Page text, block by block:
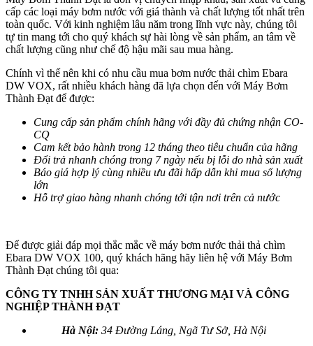
cấp các loại máy bơm nước với giá thành và chất lượng tốt nhất trên
toàn quốc. Với kinh nghiệm lâu năm trong lĩnh vực này, chúng tôi
tự tin mang tới cho quý khách sự hài lòng về sản phẩm, an tâm về
chất lượng cũng như chế độ hậu mãi sau mua hàng.
Chính vì thế nên khi có nhu cầu mua bơm nước thải chìm Ebara
DW VOX, rất nhiều khách hàng đã lựa chọn đến với Máy Bơm
Thành Đạt để được:
Cung cấp sản phẩm chính hãng với đầy đủ chứng nhận CO-
CQ
Cam kết bảo hành trong 12 tháng theo tiêu chuẩn của hãng
Đổi trả nhanh chóng trong 7 ngày nếu bị lỗi do nhà sản xuất
Báo giá hợp lý cùng nhiều ưu đãi hấp dẫn khi mua số lượng
lớn
Hỗ trợ giao hàng nhanh chóng tới tận nơi trên cả nước
Để được giải đáp mọi thắc mắc về máy bơm nước thải thả chìm
Ebara DW VOX 100, quý khách hãng hãy liên hệ với Máy Bơm
Thành Đạt chúng tôi qua:
CÔNG TY TNHH SẢN XUẤT THƯƠNG MẠI VÀ CÔNG
NGHIỆP THÀNH ĐẠT
Hà Nội: 34 Đường Láng, Ngã Tư Sở, Hà Nội